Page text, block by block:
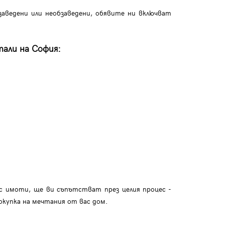
или необзаведени, обявите ни включват
на София:
имоти, ще ви съпътстват през целия процес -
на мечтания от вас дом.